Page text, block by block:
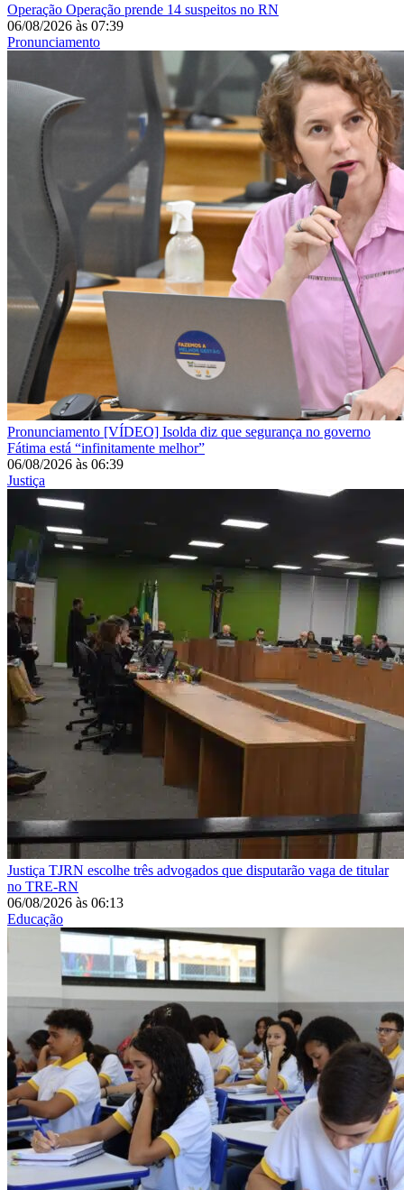
Operação Operação prende 14 suspeitos no RN
06/08/2026 às 07:39
Pronunciamento
Pronunciamento [VÍDEO] Isolda diz que segurança no governo
Fátima está “infinitamente melhor”
06/08/2026 às 06:39
Justiça
Justiça TJRN escolhe três advogados que disputarão vaga de titular
no TRE-RN
06/08/2026 às 06:13
Educação